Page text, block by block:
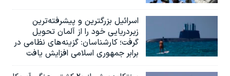
اسرائيل بزرگترین و پیشرفته‌ترین
زیردریایی خود را از آلمان تحویل
گرفت؛ کارشناسان: گزینه‌های نظامی در
برابر جمهوری اسلامی افزایش یافت